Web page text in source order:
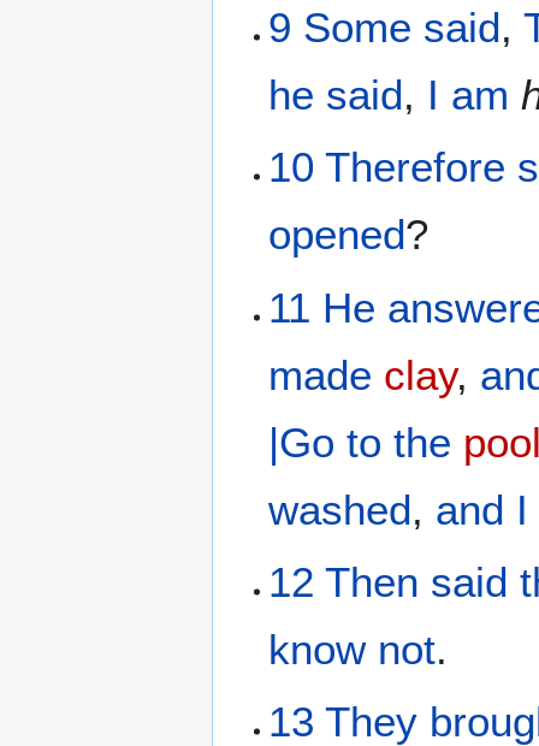
9 Some said,
he said, I am
10 Therefore
opened?
11 He
made clay,
|Go to the
washed, and
12 Then said
know not.
13 They